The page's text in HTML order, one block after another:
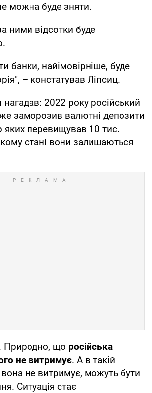
можна буде зняти.
ними відсотки буде
банки, найімовірніше, буде
– констатував Ліпсиц.
2022 року російський
заморозив валютні депозити
яких перевищував 10 тис.
стані вони залишаються
Природно, що російська
не витримує. А в такій
вона не витримує, можуть бути
Ситуація стає